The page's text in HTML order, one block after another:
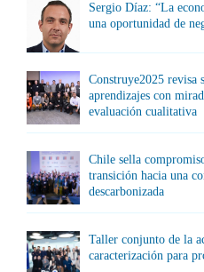
Sergio Díaz: “La
una oportunidad de
Construye2025 revisa
aprendizajes con
evaluación cualitativa
Chile sella
transición hacia una
descarbonizada
Taller conjunto de la
caracterización para